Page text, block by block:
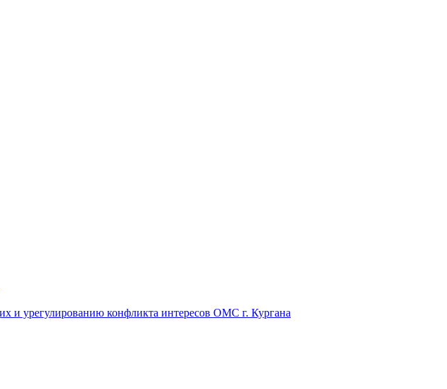
и урегулированию конфликта интересов ОМС г. Кургана